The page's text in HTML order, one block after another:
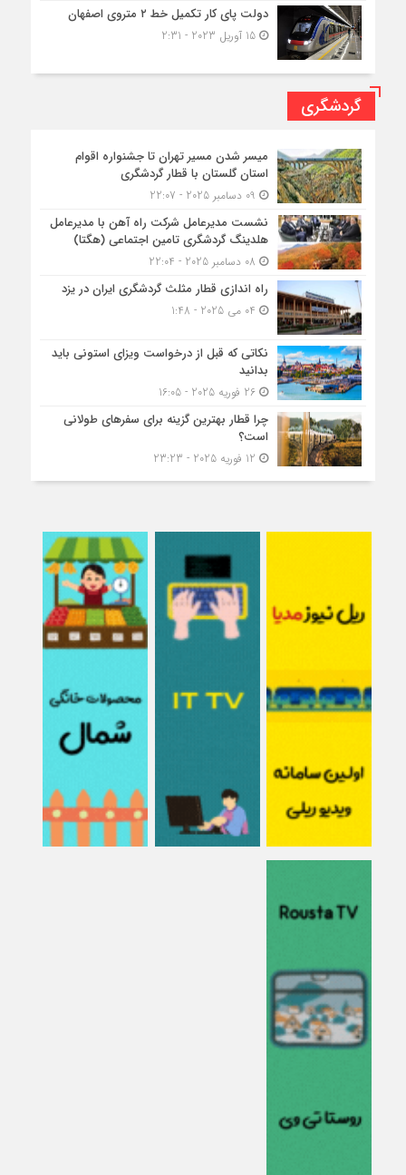
دولت پای کار تکمیل خط ۲ متروی اصفهان
15 آوریل 2023 - 2:31
گردشگری
میسر شدن مسیر تهران تا جشنواره اقوام
استان گلستان با قطار گردشگری
نشست مدیرعامل شرکت راه آهن با مدیرعامل
هلدینگ گردشگری تامین اجتماعی (هگتا)
راه اندازی قطار مثلث گردشگری ایران در یزد
نکاتی که قبل از درخواست ویزای استونی باید
بدانید
26 فوریه 2025 - 16:05
چرا قطار بهترین گزینه برای سفرهای طولانی
است؟